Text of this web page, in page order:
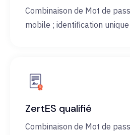
Combinaison de Mot de
mobile ; identification
ZertES qualifié
Combinaison de Mot de